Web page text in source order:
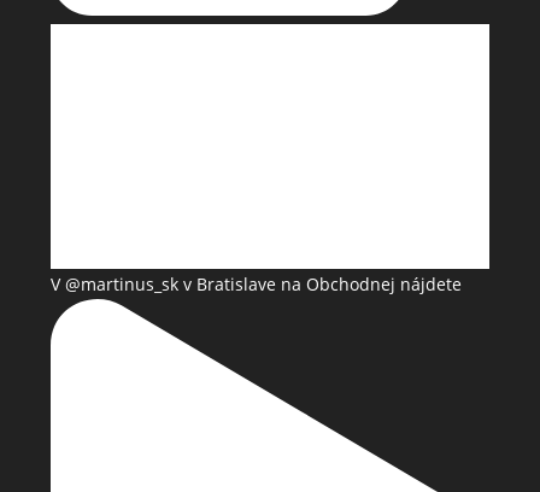
V @martinus_sk v Bratislave na Obchodnej nájdete